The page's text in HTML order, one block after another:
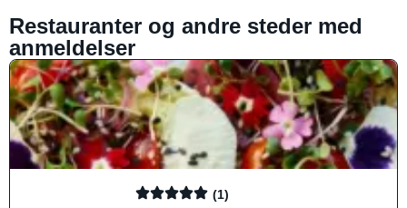
Restauranter og andre steder med
anmeldelser
(1)